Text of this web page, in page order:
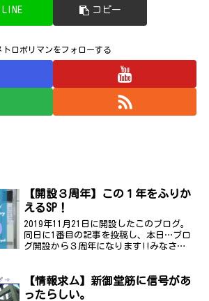
LINE コピー
トロポリマンをフォローする
【開設３周年】この１年をふりか
えるSP！
2019年11月21日に開設したこのブログ。
同日に1番目の記事を投稿し、本日…ブロ
グ開設から３周年になります!!みなさん
１年をふりかえるスペシャル」と題し
て、管理人の１...
【情報求ム】新御堂筋に信号があ
ったらしい。